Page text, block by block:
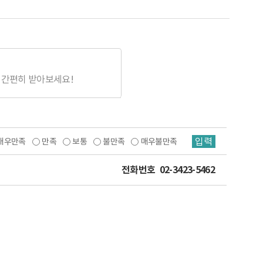
편히 받아보세요!
우만족 만족 보통 불만족 매우불만족 입력
전화번호 02-3423-5462